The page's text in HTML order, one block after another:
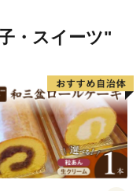
・スイーツ"